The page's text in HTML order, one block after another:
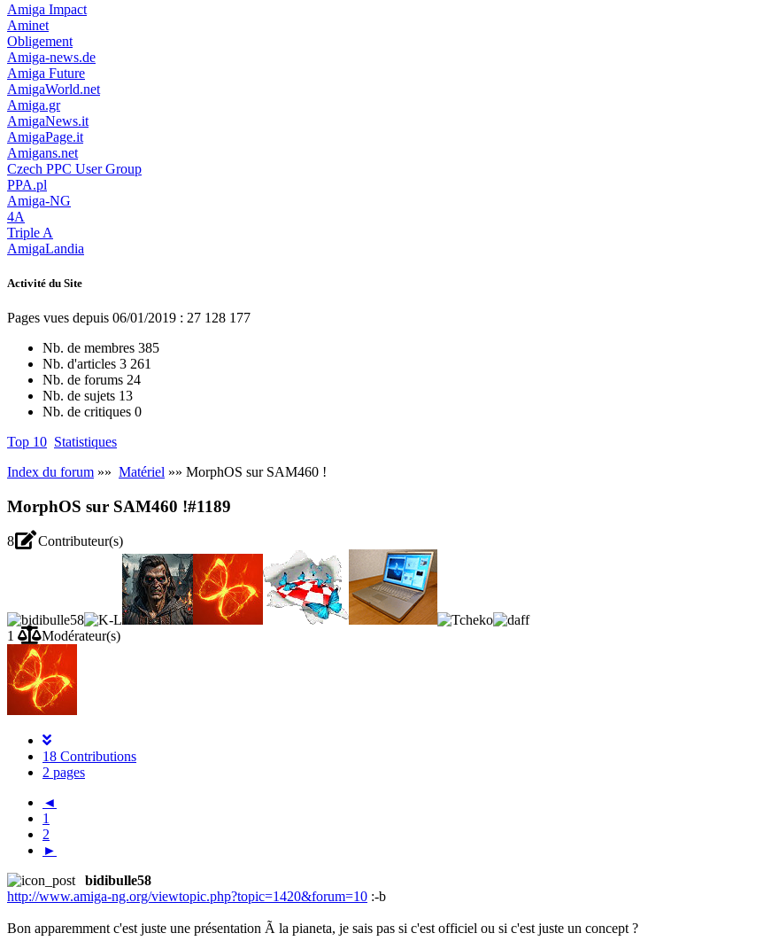
Amiga Impact
Aminet
Obligement
Amiga-news.de
Amiga Future
AmigaWorld.net
Amiga.gr
AmigaNews.it
AmigaPage.it
Amigans.net
Czech PPC User Group
PPA.pl
Amiga-NG
4A
Triple A
AmigaLandia
Activité du Site
Pages vues depuis 06/01/2019 : 27 128 177
Nb. de membres 385
Nb. d'articles 3 261
Nb. de forums 24
Nb. de sujets 13
Nb. de critiques 0
Top 10 Statistiques
Index du forum »» Matériel »» MorphOS sur SAM460 !
MorphOS sur SAM460 !#1189
8 Contributeur(s)
1 Modérateur(s)
18 Contributions
2 pages
◄
1
2
►
bidibulle58
http://www.amiga-ng.org/viewtopic.php?topic=1420&forum=10 :-b
Bon apparemment c'est juste une présentation Ã la pianeta, je sais pas si c'est officiel ou si c'est juste un concept ?